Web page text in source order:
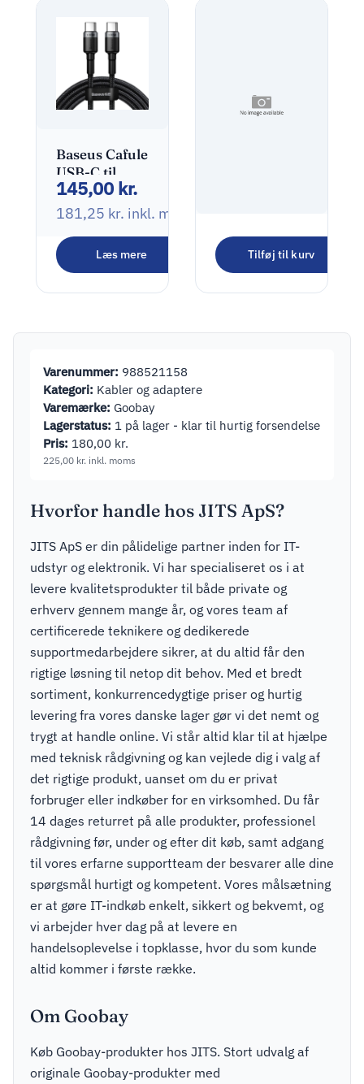
Baseus Cafule
USB-C til
USB-C kabel
100W 2m
grå/sort
145,00 kr.
181,25 kr. inkl. moms
Læs mere
Goobay
64985 HDMI
-> HDMI 7,5m
200,00kr.
250,00kr.inkl. moms
Tilføj til kurv
Varenummer: 988521158
Kategori: Kabler og adaptere
Varemærke: Goobay
Lagerstatus: 1 på lager - klar til hurtig forsendelse
Pris: 180,00 kr.
225,00 kr. inkl. moms
Hvorfor handle hos JITS ApS?
JITS ApS er din pålidelige partner inden for IT-
udstyr og elektronik. Vi har specialiseret os i at
levere kvalitetsprodukter til både private og
erhverv gennem mange år, og vores team af
certificerede teknikere og dedikerede
supportmedarbejdere sikrer, at du altid får den
rigtige løsning til netop dit behov. Med et bredt
sortiment, konkurrencedygtige priser og hurtig
levering fra vores danske lager gør vi det nemt og
trygt at handle online. Vi står altid klar til at hjælpe
med teknisk rådgivning og kan vejlede dig i valg af
det rigtige produkt, uanset om du er privat
forbruger eller indkøber for en virksomhed. Du får
14 dages returret på alle produkter, professionel
rådgivning før, under og efter dit køb, samt adgang
til vores erfarne supportteam der besvarer alle dine
spørgsmål hurtigt og kompetent. Vores målsætning
er at gøre IT-indkøb enkelt, sikkert og bekvemt, og
vi arbejder hver dag på at levere en
handelsoplevelse i topklasse, hvor du som kunde
altid kommer i første række.
Om Goobay
Køb Goobay-produkter hos JITS. Stort udvalg af
originale Goobay-produkter med